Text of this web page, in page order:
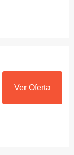
Ver Oferta